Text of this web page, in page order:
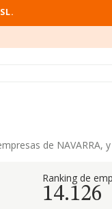
de NAVARRA,
Ranking de
14.126